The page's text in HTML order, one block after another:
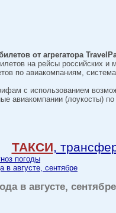
от агрегатора
на рейсы российских и
по авиакомпаниям,
с использованием
авиакомпании (лоукосты)
ТАКСИ,
погоды
в августе, сентябре
в августе, сентябре